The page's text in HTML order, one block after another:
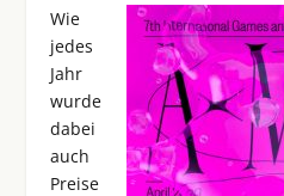
Wie
jedes
Jahr
wurde
dabei
auch
Preise